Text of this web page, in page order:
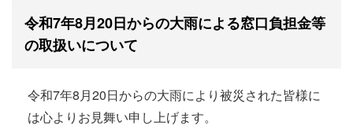
令和7年8月20日からの大雨による窓口負担金等
の取扱いについて
令和7年8月20日からの大雨により被災された皆様に
は心よりお見舞い申し上げます。